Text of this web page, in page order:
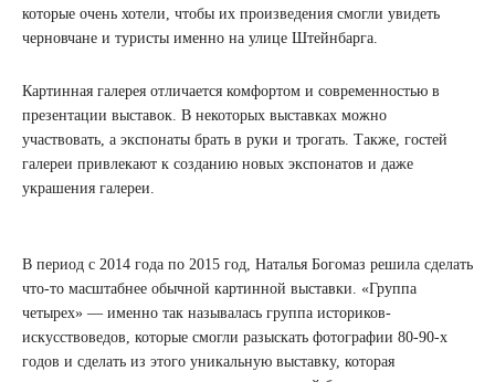
которые очень хотели, чтобы их произведения смогли увидеть
черновчане и туристы именно на улице Штейнбарга.
Картинная галерея отличается комфортом и современностью в
презентации выставок. В некоторых выставках можно
участвовать, а экспонаты брать в руки и трогать. Также, гостей
галереи привлекают к созданию новых экспонатов и даже
украшения галереи.
В период с 2014 года по 2015 год, Наталья Богомаз решила сделать
что-то масштабнее обычной картинной выставки. «Группа
четырех» — именно так называлась группа историков-
искусствоведов, которые смогли разыскать фотографии 80-90-х
годов и сделать из этого уникальную выставку, которая